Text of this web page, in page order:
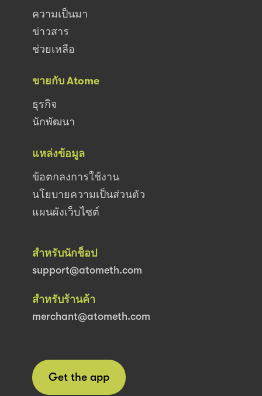
ความเป็นมา
ข่าวสาร
ช่วยเหลือ
ขายกับ Atome
ธุรกิจ
นักพัฒนา
แหล่งข้อมูล
ข้อตกลงการใช้งาน
นโยบายความเป็นส่วนตัว
แผนผังเว็บไซต์
สำหรับนักช็อป
support@atometh.com
สำหรับร้านค้า
merchant@atometh.com
Get the app